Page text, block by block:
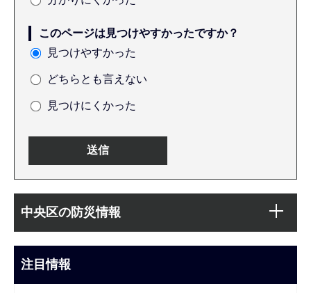
このページは見つけやすかったですか？
見つけやすかった
どちらとも言えない
見つけにくかった
文
こ
ま
で
ビ
中央区の防災情報
注目情報